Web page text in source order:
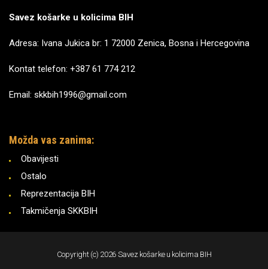
Savez košarke u kolicima BIH
Adresa: Ivana Jukica br: 1 72000 Zenica, Bosna i Hercegovina
Kontat telefon: +387 61 774 212
Email: skkbih1996@gmail.com
Možda vas zanima:
Obavijesti
Ostalo
Reprezentacija BIH
Takmičenja SKKBIH
Copyright (c) 2026 Savez košarke u kolicima BIH